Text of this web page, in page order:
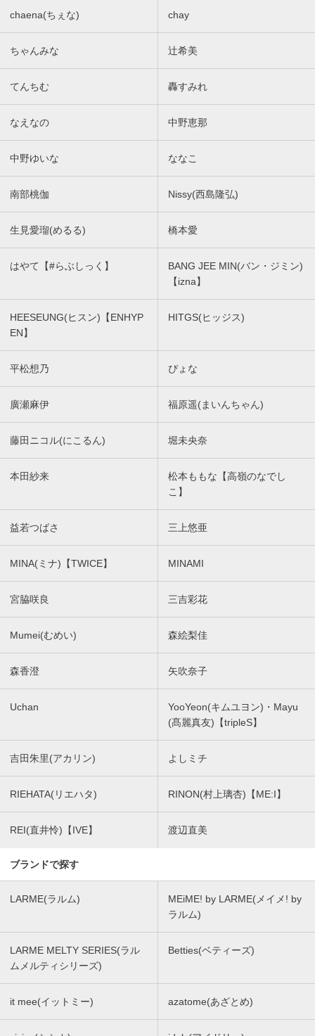
chaena(ちぇな) chay
ちゃんみな 辻希美
てんちむ 轟すみれ
なえなの 中野恵那
中野ゆいな ななこ
南部桃伽 Nissy(西島隆弘)
生見愛瑠(めるる) 橋本愛
はやて【#らぶしっく】
BANG JEE MIN(バン・ジミン)
【izna】
HEESEUNG(ヒスン)【ENHYP
EN】
HITGS(ヒッジス)
平松想乃 ぴょな
廣瀬麻伊 福原遥(まいんちゃん)
藤田ニコル(にこるん) 堀未央奈
本田紗来
松本ももな【高嶺のなでし
こ】
益若つばさ 三上悠亜
MINA(ミナ)【TWICE】 MINAMI
宮脇咲良 三吉彩花
Mumei(むめい) 森絵梨佳
森香澄 矢吹奈子
Uchan
YooYeon(キムユヨン)・Mayu
(髙麗真友)【tripleS】
吉田朱里(アカリン) よしミチ
RIEHATA(リエハタ) RINON(村上璃杏)【ME:I】
REI(直井怜)【IVE】 渡辺直美
ブランドで探す
LARME(ラルム)
MEiME! by LARME(メイメ! by
ラルム)
LARME MELTY SERIES(ラル
ムメルティシリーズ)
Betties(ベティーズ)
it mee(イットミー) azatome(あざとめ)